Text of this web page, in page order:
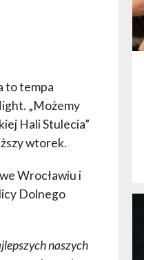
to tempa
„Możemy
Hali Stulecia”
wtorek.
Wrocławiu i
Dolnego
naszych